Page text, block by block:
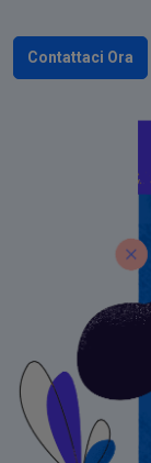
Contattaci Ora